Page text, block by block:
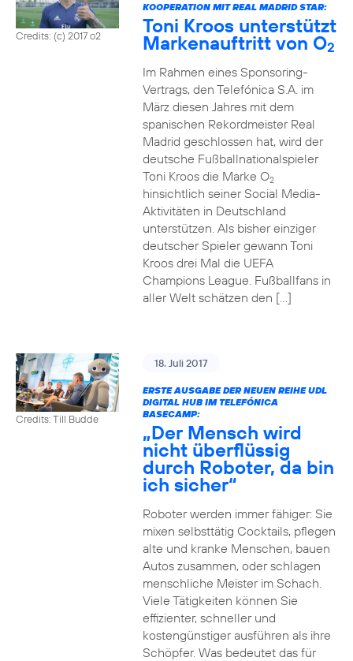
Credits: (c) 2017 o2
KOOPERATION MIT REAL MADRID STAR:
Toni Kroos unterstützt
Markenauftritt von O2
Im Rahmen eines Sponsoring-
Vertrags, den Telefónica S.A. im
März diesen Jahres mit dem
spanischen Rekordmeister Real
Madrid geschlossen hat, wird der
deutsche Fußballnationalspieler
Toni Kroos die Marke O2
hinsichtlich seiner Social Media-
Aktivitäten in Deutschland
unterstützen. Als bisher einziger
deutscher Spieler gewann Toni
Kroos drei Mal die UEFA
Champions League. Fußballfans in
aller Welt schätzen den […]
Credits: Till Budde
18. Juli 2017
ERSTE AUSGABE DER NEUEN REIHE UDL
DIGITAL HUB IM TELEFÓNICA
BASECAMP:
„Der Mensch wird
nicht überflüssig
durch Roboter, da bin
ich sicher“
Roboter werden immer fähiger: Sie
mixen selbsttätig Cocktails, pflegen
alte und kranke Menschen, bauen
Autos zusammen, oder schlagen
menschliche Meister im Schach.
Viele Tätigkeiten können Sie
effizienter, schneller und
kostengünstiger ausführen als ihre
Schöpfer. Was bedeutet das für